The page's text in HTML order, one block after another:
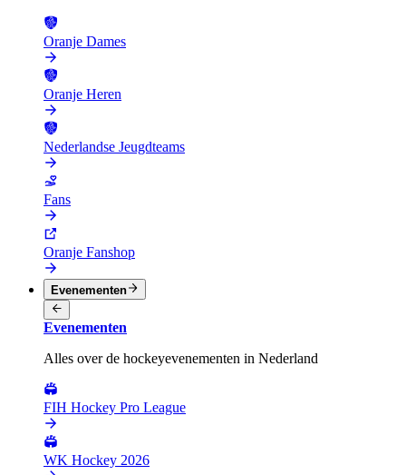
Oranje Dames
Oranje Heren
Nederlandse Jeugdteams
Fans
Oranje Fanshop
Evenementen
Evenementen
Alles over de hockeyevenementen in Nederland
FIH Hockey Pro League
WK Hockey 2026